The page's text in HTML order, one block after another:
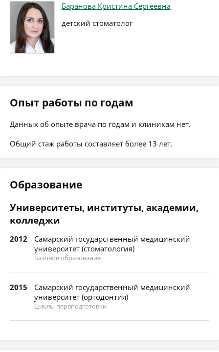
Баранова Кристина Сергеевна
детский стоматолог
Опыт работы по годам
Данных об опыте врача по годам и клиникам нет.
Общий стаж работы составляет более 13 лет.
Образование
Университеты, институты, академии,
колледжи
2012
Самарский государственный медицинский
университет (стоматология)
Базовое образование
2015
Самарский государственный медицинский
университет (ортодонтия)
Циклы переподготовки